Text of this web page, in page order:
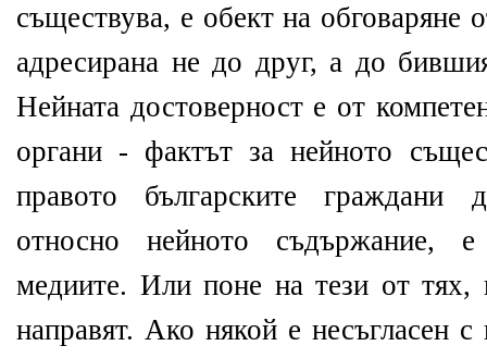
съществува, е обект на обговаряне
адресирана не до друг, а до
Нейната достоверност е от
органи - фактът за нейното
правото българските граждани
относно нейното съдържание,
медиите. Или поне на тези от
направят. Ако някой е несъгласен